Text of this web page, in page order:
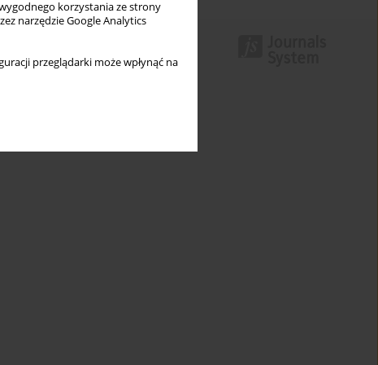
korzystania ze strony
narzędzie Google Analytics
przeglądarki może wpłynąć na